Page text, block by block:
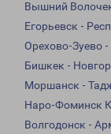
Вышний
Егорьевск -
Орехово-Зуево
Бишкек -
Моршанск -
Наро-Фоминск
Волгодонск -